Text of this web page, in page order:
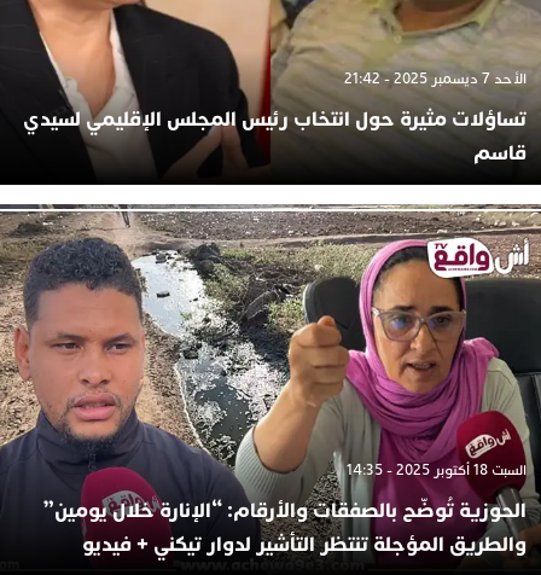
الأحد 7 ديسمبر 2025 - 21:42
تساؤلات مثيرة حول انتخاب رئيس المجلس الإقليمي لسيدي
قاسم
السبت 18 أكتوبر 2025 - 14:35
الحوزية تُوضّح بالصفقات والأرقام: “الإنارة خلال يومين”
والطريق المؤجلة تنتظر التأشير لدوار تيكني + فيديو